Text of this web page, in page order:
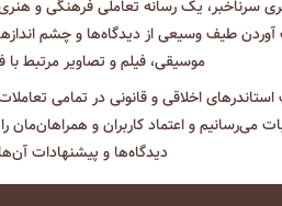
سرناخبر، یک رسانه تعاملی فرهنگی و
طیف وسیعی از دیدگاه‌ها و چشم انداز‌ها
موسیقی، فیلم و تصاویر مرتبط
استاندرهای اخلاقی و قانونی در تمامی
می‌رسانیم و اعتماد کاربران و
دیدگاه‌ها و پیشنهادات